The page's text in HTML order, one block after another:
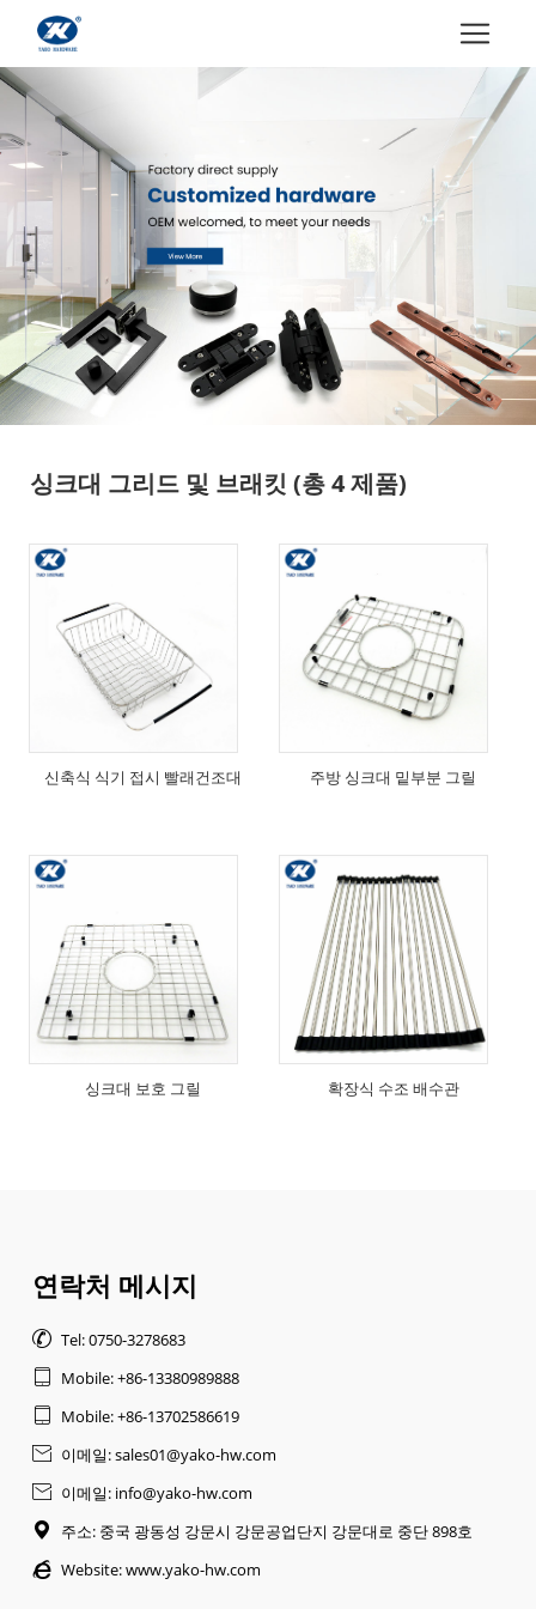
싱크대 그리드 및 브래킷 (총 4 제품)
신축식 식기 접시 빨래건조대 주방 싱크대 밑부분 그릴
싱크대 보호 그릴 확장식 수조 배수관
연락처 메시지
 Tel: 0750-3278683
 Mobile: +86-13380989888
 Mobile: +86-13702586619
 이메일: sales01@yako-hw.com
 이메일: info@yako-hw.com
 주소: 중국 광동성 강문시 강문공업단지 강문대로 중단 898호
 Website:www.yako-hw.com